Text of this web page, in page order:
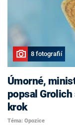
8 fotografií
Úmorné,
popsal
krok
Téma: Opozice